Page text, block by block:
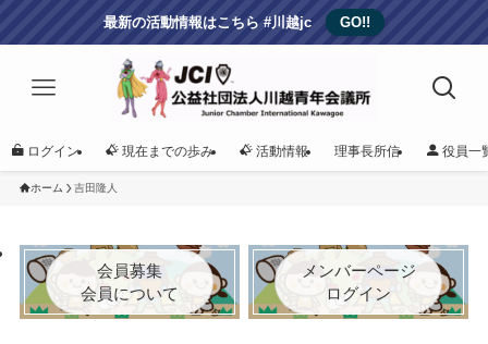
最新の活動情報はこちら #川越jc GO!!
ログイン 現在までの歩み 活動情報 理事長所信 役員一
ホーム 吉田隆人
会員募集
会員について
メンバーページ
ログイン